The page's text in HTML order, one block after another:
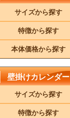
サイズから探す
特徴から探す
本体価格から探す
壁掛けカレンダー
サイズから探す
特徴から探す